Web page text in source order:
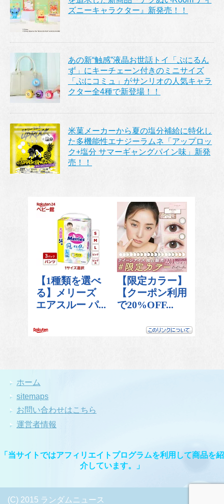
ズニーキャラクター』新発売！！
あの新“触感”液晶お世話トイ「ぷにるん
ず」にキーチェーン付きのミニサイズ
「ぷにコミュ」がサンリオの人気キャラ
クター全4種で新登場！！
米菓メーカーから夏の塩分補給に特化し
た多機能性エナジーラムネ「アップロッ
ク+塩分 サマーギャングパイン味」新発
売！！
ホーム
sitemaps
お問い合わせはこちら
運営者情報
「当サイトではアフィリエイトプログラムを利用して商品を紹
介しています。」
(C) 2015 ランダムニュース